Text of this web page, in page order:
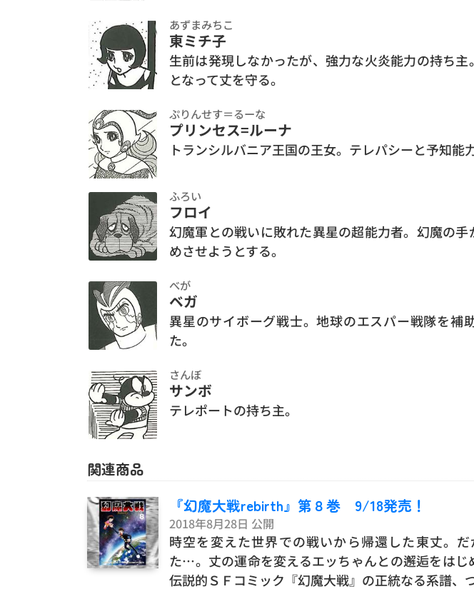
あずまみちこ
東ミチ子
生前は発現しなかったが、強力な火炎能力の持ち
となって丈を守る。
ぷりんせす＝るーな
プリンセス=ルーナ
トランシルバニア王国の王女。テレパシーと予知能
ふろい
フロイ
幻魔軍との戦いに敗れた異星の超能力者。幻魔の
めさせようとする。
べが
ベガ
異星のサイボーグ戦士。地球のエスパー戦隊を補
た。
さんぼ
サンボ
テレポートの持ち主。
関連商品
『幻魔大戦rebirth』第８巻 9/18発売！
2018年8月28日 公開
時空を変えた世界での戦いから帰還した東丈。
た…。丈の運命を変えるエッちゃんとの邂逅をは
伝説的ＳＦコミック『幻魔大戦』の正統なる系譜、